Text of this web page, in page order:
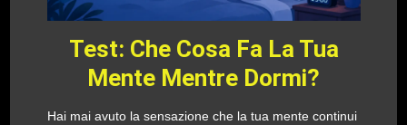
Test: Che Cosa Fa La Tua
Mente Mentre Dormi?
Hai mai avuto la sensazione che la tua mente continui